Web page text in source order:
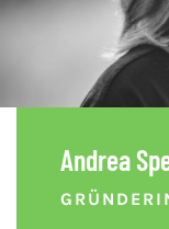
Andrea